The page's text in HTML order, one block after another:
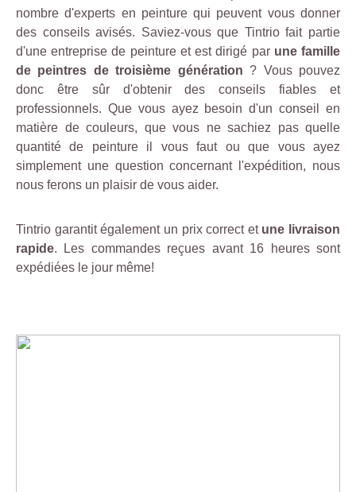
nombre d'experts en peinture qui peuvent vous donner
des conseils avisés. Saviez-vous que Tintrio fait partie
d'une entreprise de peinture et est dirigé par une famille
de peintres de troisième génération ? Vous pouvez
donc être sûr d'obtenir des conseils fiables et
professionnels. Que vous ayez besoin d'un conseil en
matière de couleurs, que vous ne sachiez pas quelle
quantité de peinture il vous faut ou que vous ayez
simplement une question concernant l'expédition, nous
nous ferons un plaisir de vous aider.
Tintrio garantit également un prix correct et une livraison
rapide. Les commandes reçues avant 16 heures sont
expédiées le jour même!